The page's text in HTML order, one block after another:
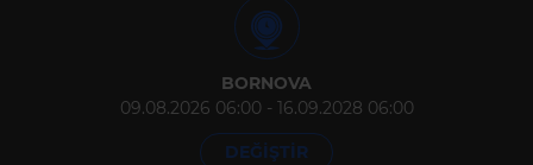
BORNOVA
09.08.2026 06:00 - 16.09.2028 06:00
DEĞİŞTİR